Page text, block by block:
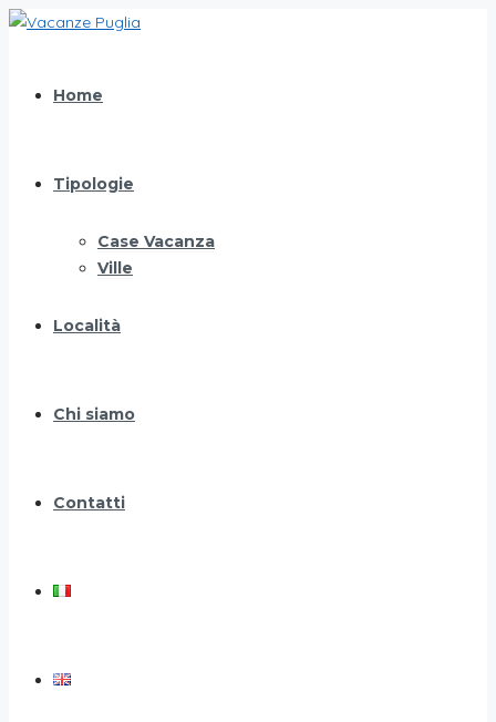
Home
Tipologie
Case Vacanza
Ville
Località
Chi siamo
Contatti